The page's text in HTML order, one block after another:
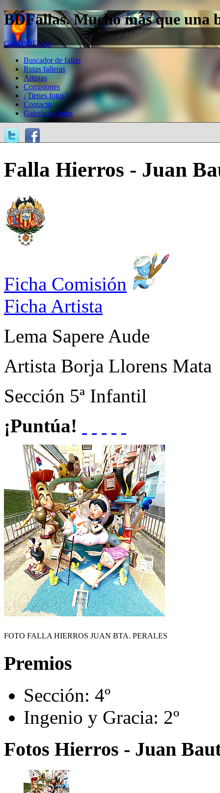
BDFallas. Mucho más que una
Guía BDFallas
Buscador de fallas
Rutas falleras
Artistas
Comisiones
¿Tienes fotos?
Contacto
Galería de fotos
Falla Hierros - Juan
Ficha Comisión
Ficha Artista
Lema Sapere Aude
Artista Borja Llorens Mata
Sección 5ª Infantil
¡Puntúa!
FOTO FALLA HIERROS JUAN BTA. PERALES
Premios
Sección: 4º
Ingenio y Gracia: 2º
Fotos Hierros - Juan